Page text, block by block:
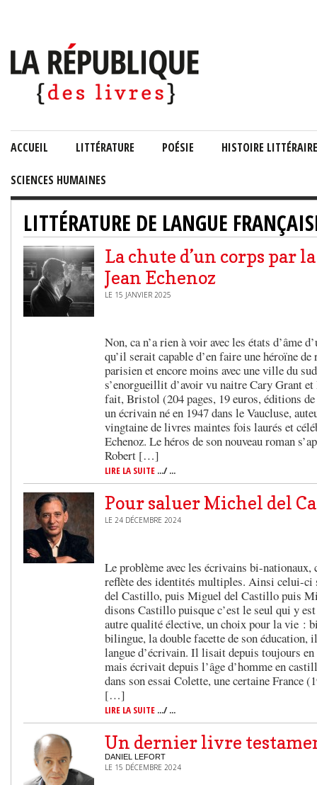
ACCUEIL LITTÉRATURE POÉSIE HISTOIRE LITTÉRAIRE
SCIENCES HUMAINES
LITTÉRATURE DE LANGUE
La chute d’un corps par
Jean Echenoz
LE 15 JANVIER 2025
Non, ca n’a rien à voir avec les états d’âme
qu’il serait capable d’en faire une héroïne
parisien et encore moins avec une ville du
s’enorgueillit d’avoir vu naitre Cary Grant
fait, Bristol (204 pages, 19 euros, éditions
un écrivain né en 1947 dans le Vaucluse,
vingtaine de livres maintes fois laurés et
Echenoz. Le héros de son nouveau roman
Robert […]
LIRE LA SUITE .../ ...
Pour saluer Michel del
LE 24 DÉCEMBRE 2024
Le problème avec les écrivains bi-
reflète des identités multiples. Ainsi celui-ci
del Castillo, puis Miguel del Castillo puis
disons Castillo puisque c’est le seul qui y
autre qualité élective, un choix pour la vie :
bilingue, la double facette de son éducation,
langue d’écrivain. Il lisait depuis toujours
mais écrivait depuis l’âge d’homme en
dans son essai Colette, une certaine France
[…]
LIRE LA SUITE .../ ...
Un dernier livre
DANIEL LEFORT
LE 15 DÉCEMBRE 2024